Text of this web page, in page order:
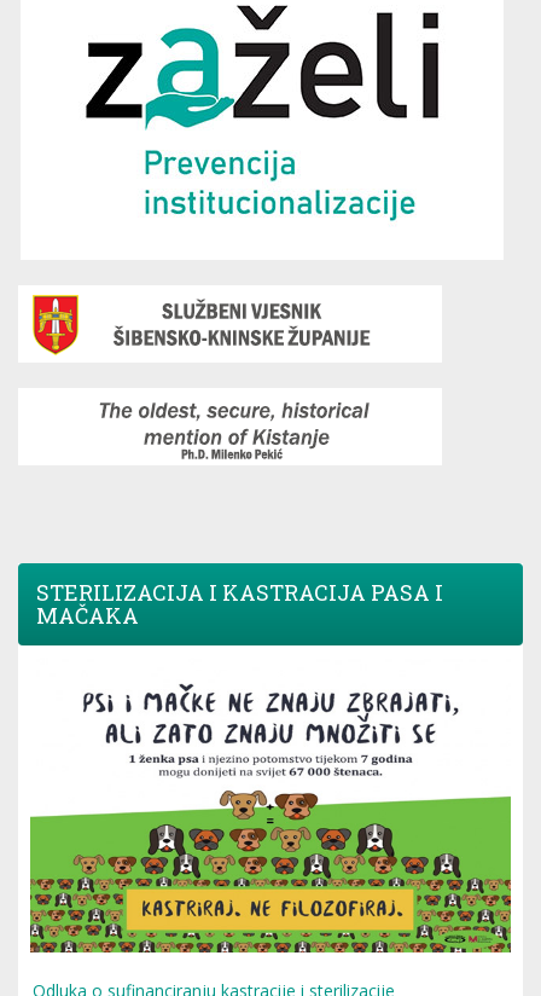
STERILIZACIJA I KASTRACIJA PASA I
MAČAKA
Odluka o sufinanciranju kastracije i sterilizacije